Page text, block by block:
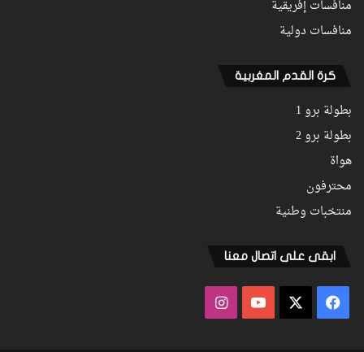
منافسات إفريقية
منافسات دولية
كرة القدم المغربية
بطولة برو 1
بطولة برو 2
هواة
محترفون
منتخبات وطنية
ابقى على اتصال معنا
فيسبوك ‫YouTubeانستقرام